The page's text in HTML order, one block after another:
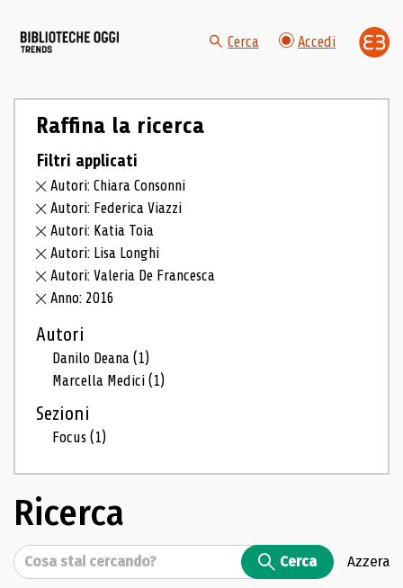
Cerca Accedi
Raffina la ricerca
Filtri applicati
Autori: Chiara Consonni
Autori: Federica Viazzi
Autori: Katia Toia
Autori: Lisa Longhi
Autori: Valeria De Francesca
Anno: 2016
Autori
Danilo Deana(1)
Marcella Medici(1)
Sezioni
Focus(1)
Ricerca
Cerca Cerca Azzera